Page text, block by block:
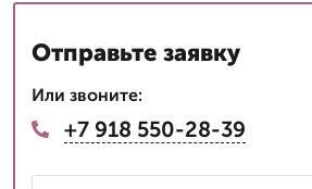
Отправьте заявку
Или звоните:
+7 918 550-28-39